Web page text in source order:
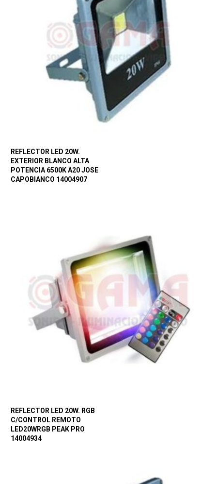
REFLECTOR LED 20W.
EXTERIOR BLANCO ALTA
POTENCIA 6500K A20 JOSE
CAPOBIANCO 14004907
REFLECTOR LED 20W. RGB
C/CONTROL REMOTO
LED20WRGB PEAK PRO
14004934